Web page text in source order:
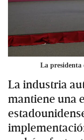
La presidenta
La industria
mantiene una